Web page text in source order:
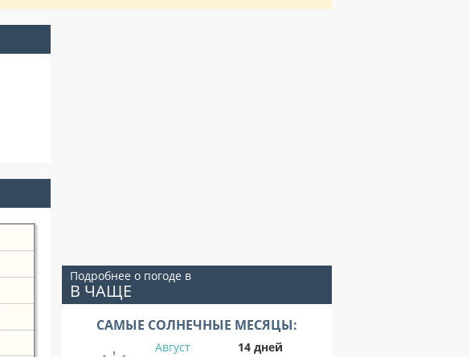
Подробнее о погоде в
В ЧАЩЕ
САМЫЕ СОЛНЕЧНЫЕ МЕСЯЦЫ:
Август
14 дней